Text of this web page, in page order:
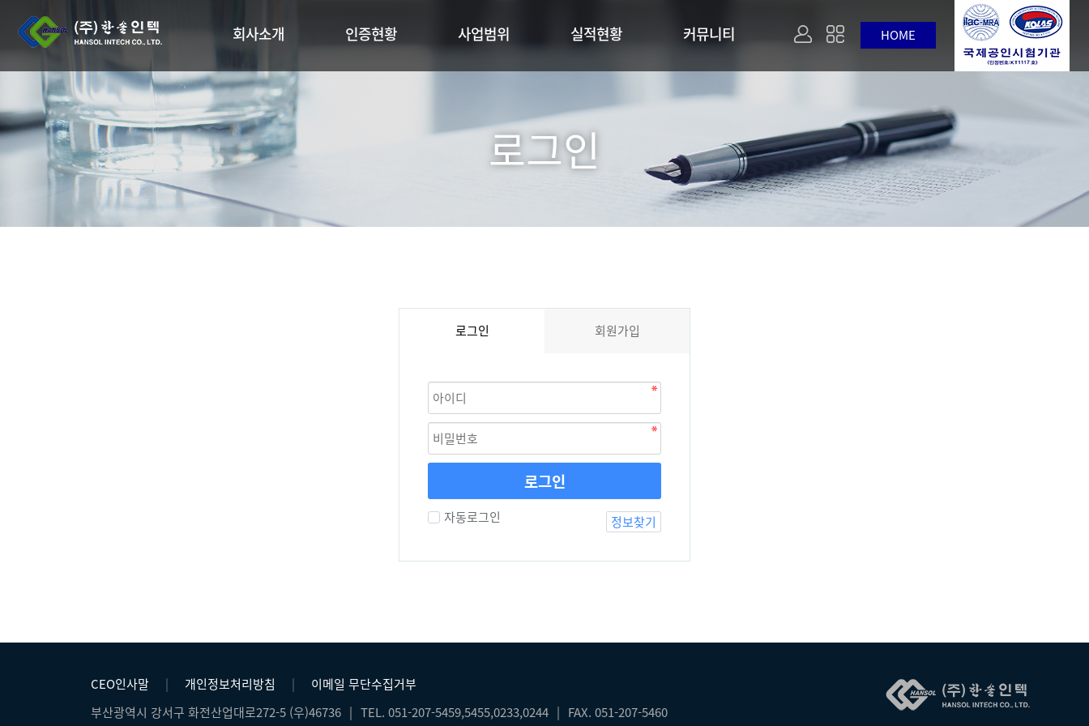
로그인
회사소개 인증현황 사업범위 실적현황 커뮤니티 HOME
로그인 회원가입
로그인
자동로그인 정보찾기
CEO인사말 | 개인정보처리방침 |
이메일 무단수집거부
부산광역시 강서구 화전산업대로272-5 (우)46736 | TEL. 051-207-5459,5455,0233,0244 | FAX. 051-207-5460